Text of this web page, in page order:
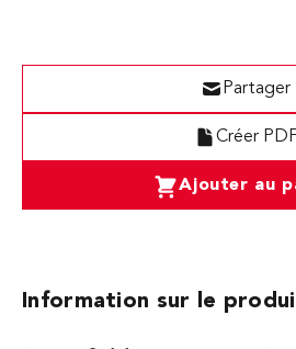
Ajouter au
Créer
Partager
Information sur le